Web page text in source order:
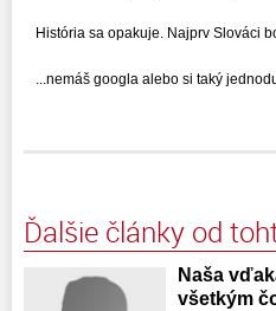
História sa opakuje. Najprv Slováci
...nemáš googla alebo si taký
Ďalšie články od
Naša
všetkým